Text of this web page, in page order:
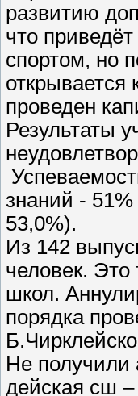
развитию
что
спортом, но
проведен
Результаты
знаний -
53,0%).
Из 142
человек. Это
школ.
порядка
Не получили
дейская сш